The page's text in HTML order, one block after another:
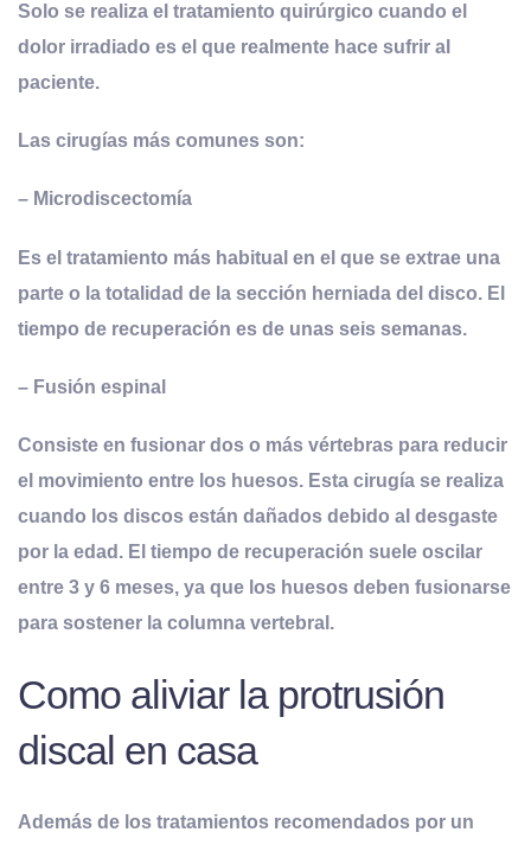
Solo se realiza el tratamiento quirúrgico cuando el
dolor irradiado es el que realmente hace sufrir al
paciente.
Las cirugías más comunes son:
– Microdiscectomía
Es el tratamiento más habitual en el que se extrae una
parte o la totalidad de la sección herniada del disco. El
tiempo de recuperación es de unas seis semanas.
– Fusión espinal
Consiste en fusionar dos o más vértebras para reducir
el movimiento entre los huesos. Esta cirugía se realiza
cuando los discos están dañados debido al desgaste
por la edad. El tiempo de recuperación suele oscilar
entre 3 y 6 meses, ya que los huesos deben fusionarse
para sostener la columna vertebral.
Como aliviar la protrusión
discal en casa
Además de los tratamientos recomendados por un